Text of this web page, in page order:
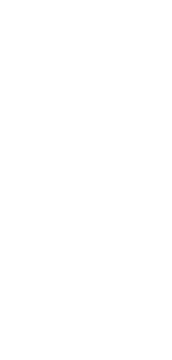
Перейти к